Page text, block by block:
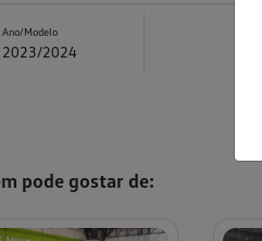
Ano/Modelo
2023/2024
pode gostar de: